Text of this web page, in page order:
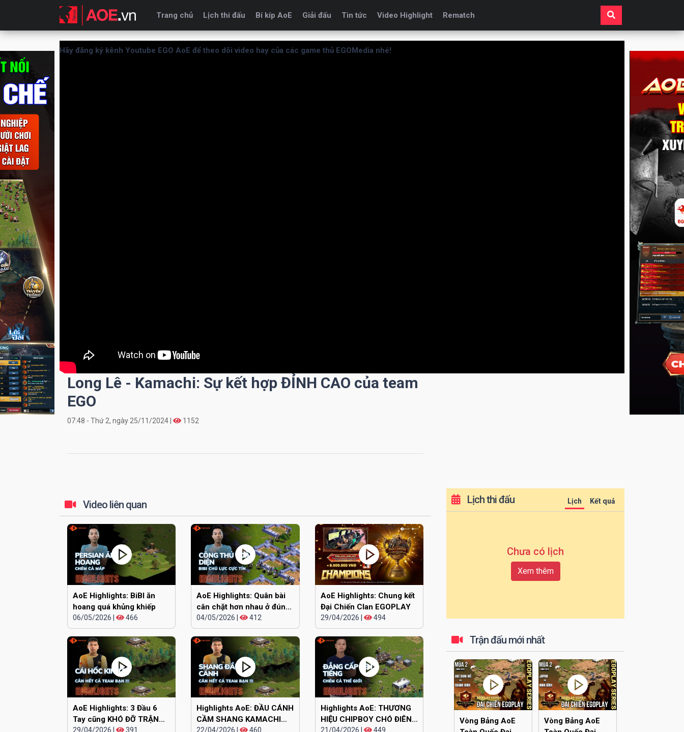
Trang chủ Lịch thi đấu Bí kíp AoE Giải đấu Tin tức Video Highlight Rematch
Hãy đăng ký kênh Youtube EGO AoE để theo dõi video hay của các game thủ EGOMedia nhé!
Long Lê - Kamachi: Sự kết hợp ĐỈNH CAO của team
EGO
07:48 - Thứ 2, ngày 25/11/2024 | 1152
Video liên quan
AoE Highlights: BiBI ăn
hoang quá khủng khiếp
06/05/2026 466
AoE Highlights: Quân bài
cân chặt hơn nhau ở đúng
cái đầu
04/05/2026 | 412
AoE Highlights: Chung kết
Đại Chiến Clan EGOPLAY
29/04/2026 494
AoE Highlights: 3 Đầu 6
Tay cũng KHÓ ĐỠ TRẬN
29/04/2026 391
Highlights AoE: ĐẦU CÁNH
CẦM SHANG KAMACHI
22/04/2026 | 460
Highlights AoE: THƯƠNG
HIỆU CHIPBOY CHÓ ĐIÊN
21/04/2026 449
Lịch thi đấu Lịch Kết quả
Chưa có lịch
Xem thêm
Trận đấu mới nhất
Vòng Bảng AoE
Vòng Bảng AoE